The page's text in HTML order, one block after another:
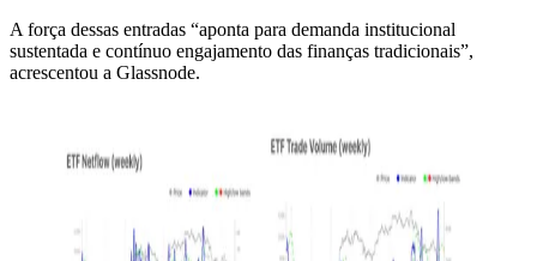
A força dessas entradas “aponta para demanda institucional
sustentada e contínuo engajamento das finanças tradicionais”,
acrescentou a Glassnode.